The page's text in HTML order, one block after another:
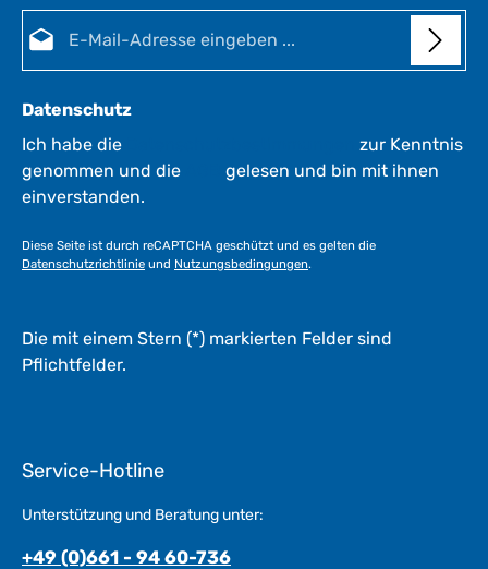
Datenschutz
Ich habe die
zur Kenntnis
genommen und die
gelesen und bin mit ihnen
einverstanden.
Diese Seite ist durch reCAPTCHA geschützt und es gelten die
Datenschutzrichtlinie und Nutzungsbedingungen.
Die mit einem Stern (*) markierten Felder sind
Pflichtfelder.
Service-Hotline
Unterstützung und Beratung unter:
+49 (0)661 - 94 60-736